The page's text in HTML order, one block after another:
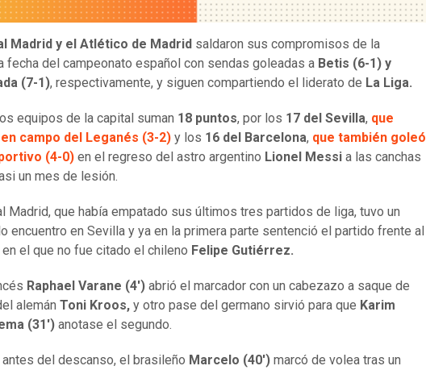
Madrid y el Atlético de Madrid saldaron sus compromisos de la
fecha del campeonato español con sendas goleadas a Betis (6-1) y
(7-1), respectivamente, y siguen compartiendo el liderato de La Liga.
equipos de la capital suman 18 puntos, por los 17 del Sevilla, que
campo del Leganés (3-2) y los 16 del Barcelona, que también goleó
(4-0) en el regreso del astro argentino Lionel Messi a las canchas
un mes de lesión.
Madrid, que había empatado sus últimos tres partidos de liga, tuvo un
encuentro en Sevilla y ya en la primera parte sentenció el partido frente al
en el que no fue citado el chileno Felipe Gutiérrez.
Raphael Varane (4') abrió el marcador con un cabezazo a saque de
alemán Toni Kroos, y otro pase del germano sirvió para que Karim
(31') anotase el segundo.
del descanso, el brasileño Marcelo (40') marcó de volea tras un